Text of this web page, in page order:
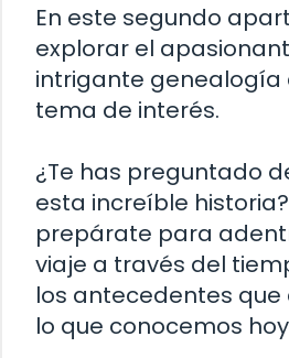
En este segundo
explorar el
intrigante genealogía
tema de interés.
¿Te has preguntado
esta increíble
prepárate para
viaje a través del
los antecedentes que
lo que conocemos